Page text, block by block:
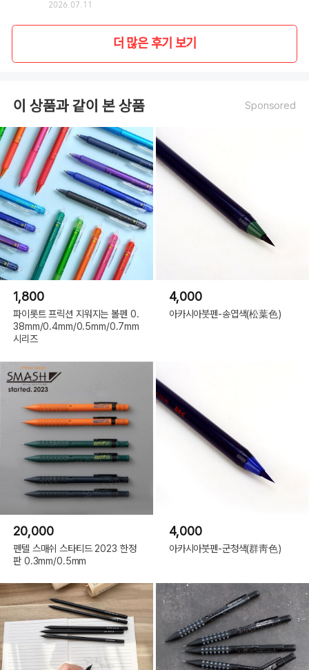
2026.07.11
더 많은 후기 보기
이 상품과 같이 본 상품 Sponsored
1,800
파이롯트 프릭션 지워지는 볼펜 0.
38mm/0.4mm/0.5mm/0.7mm
시리즈
4,000
아카시아붓펜-송엽색(松葉色)
20,000
펜텔 스매쉬 스타티드 2023 한정
판 0.3mm/0.5mm
4,000
아카시아붓펜-군청색(群靑色)